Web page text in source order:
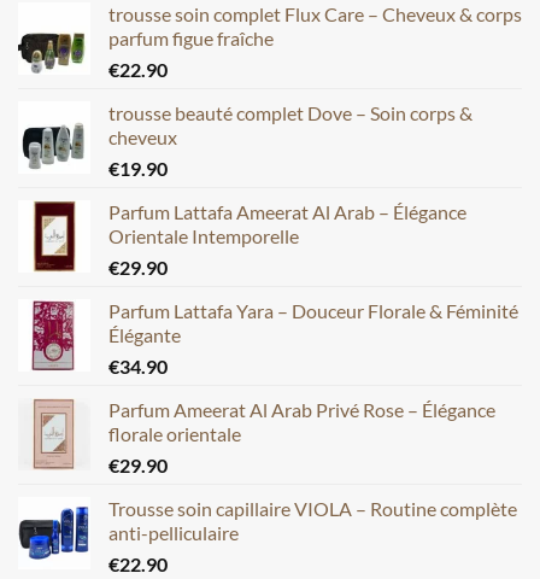
trousse soin complet Flux Care – Cheveux & corps
parfum figue fraîche
€22.90
trousse beauté complet Dove – Soin corps &
cheveux
€19.90
Parfum Lattafa Ameerat Al Arab – Élégance
Orientale Intemporelle
€29.90
Parfum Lattafa Yara – Douceur Florale & Féminité
Élégante
€34.90
Parfum Ameerat Al Arab Privé Rose – Élégance
florale orientale
€29.90
Trousse soin capillaire VIOLA – Routine complète
anti-pelliculaire
€22.90